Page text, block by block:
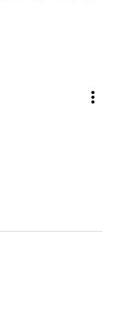
more_vert